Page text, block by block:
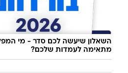
השאלון שיעשה לכם סדר - מי
מתאימה לעמדות שלכם?